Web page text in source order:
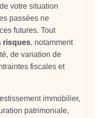
votre situation
passées ne
futures. Tout
risques, notamment
de variation de
fiscales et
immobilier,
patrimoniale,